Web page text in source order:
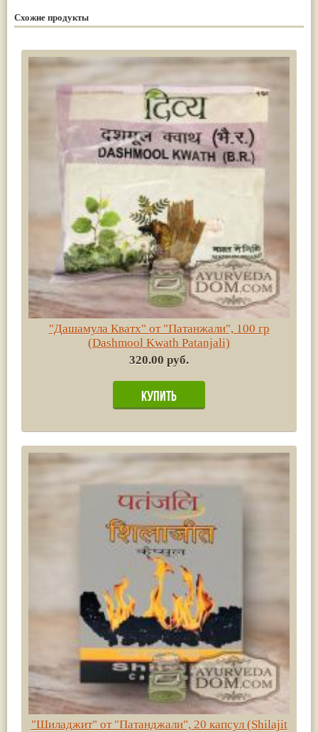
Схожие продукты
"Дашамула Кватх" от "Патанжали", 100 гр
(Dashmool Kwath Patanjali)
320.00 руб.
"Шиладжит" от "Патанджали", 20 капсул (Shilajit